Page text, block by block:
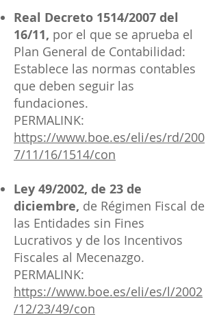
Real Decreto 1514/2007 del
16/11, por el que se aprueba el
Plan General de Contabilidad:
Establece las normas contables
que deben seguir las
fundaciones.
PERMALINK:
https://www.boe.es/eli/es/rd/200
7/11/16/1514/con
Ley 49/2002, de 23 de
diciembre, de Régimen Fiscal de
las Entidades sin Fines
Lucrativos y de los Incentivos
Fiscales al Mecenazgo.
PERMALINK:
https://www.boe.es/eli/es/l/2002
/12/23/49/con